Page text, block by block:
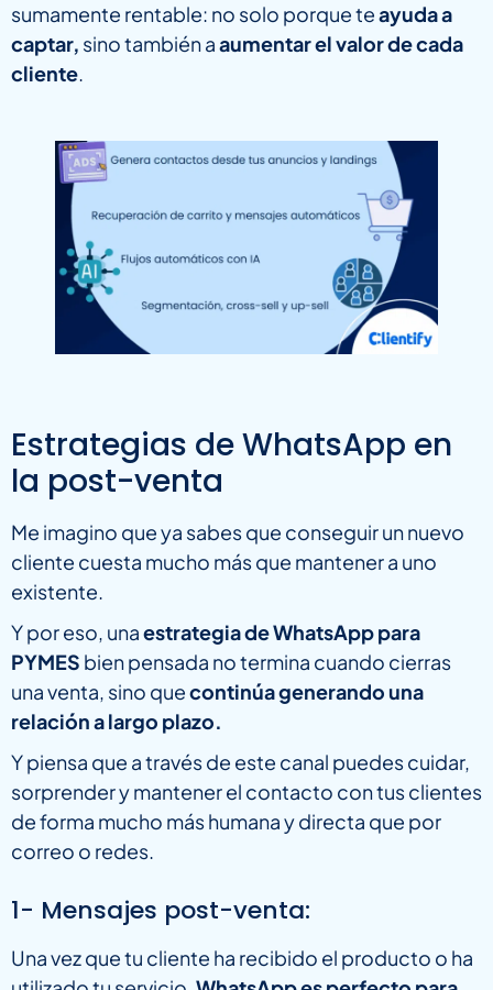
sumamente rentable: no solo porque teayuda a
captar, sino también aaumentar el valor de cada
cliente.
Estrategias de WhatsApp en
la post-venta
Me imagino que ya sabes que conseguir un nuevo
cliente cuesta mucho más que mantener a uno
existente.
Y por eso, unaestrategia de WhatsApp para
PYMES bien pensada no termina cuando cierras
una venta, sino quecontinúa generando una
relación a largo plazo.
Y piensa que a través de este canal puedes cuidar,
sorprender y mantener el contacto con tus clientes
de forma mucho más humana y directa que por
correo o redes.
1- Mensajes post-venta:
Una vez que tu cliente ha recibido el producto o ha